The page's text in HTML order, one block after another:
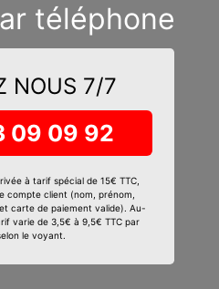
téléphone
NOUS 7/7
09 09 92
à tarif spécial de 15€ TTC,
compte client (nom, prénom,
carte de paiement valide). Au-
varie de 3,5€ à 9,5€ TTC par
le voyant.